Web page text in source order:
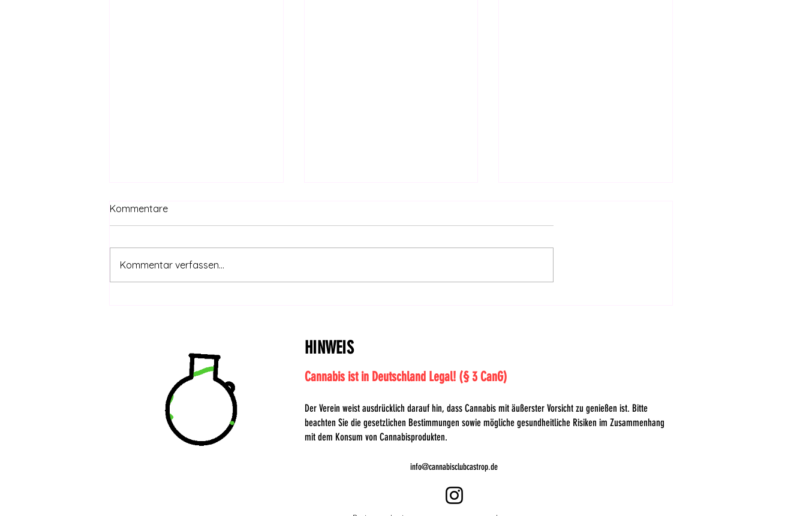
Kommentare
Kommentar verfassen...
HINWEIS
Cannabis ist in Deutschland Legal! (§ 3 CanG)
Der Verein weist ausdrücklich darauf hin, dass Cannabis mit äußerster Vorsicht zu genießen ist. Bitte
beachten Sie die gesetzlichen Bestimmungen sowie mögliche gesundheitliche Risiken im Zusammenhang
mit dem Konsum von Cannabisprodukten.
info@cannabisclubcastrop.de